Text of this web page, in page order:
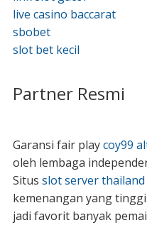
live casino baccarat
sbobet
slot bet kecil
Partner Resmi
Garansi fair playcoy99
oleh lembaga
Situs slot server thailand
kemenangan yang
jadi favorit banyak